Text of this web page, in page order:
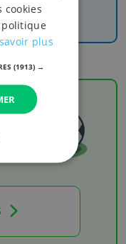
cookies
plus
(1913) →